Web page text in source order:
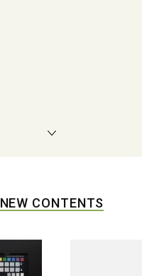
NEW CONTENTS